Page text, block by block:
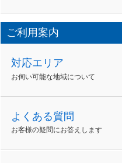
ご利用案内
対応エリア
お伺い可能な地域について
よくある質問
お客様の疑問にお答えします